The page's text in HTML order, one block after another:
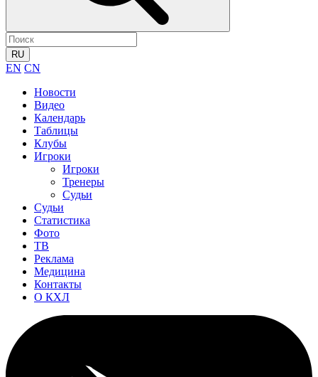
RU
EN CN
Новости
Видео
Календарь
Таблицы
Клубы
Игроки
Игроки
Тренеры
Судьи
Судьи
Статистика
Фото
ТВ
Реклама
Медицина
Контакты
О КХЛ